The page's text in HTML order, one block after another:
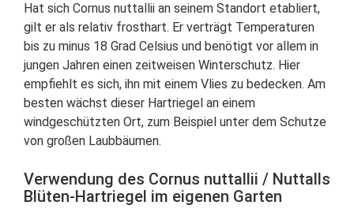
Hat sich Cornus nuttallii an seinem Standort etabliert,
gilt er als relativ frosthart. Er verträgt Temperaturen
bis zu minus 18 Grad Celsius und benötigt vor allem in
jungen Jahren einen zeitweisen Winterschutz. Hier
empfiehlt es sich, ihn mit einem Vlies zu bedecken. Am
besten wächst dieser Hartriegel an einem
windgeschützten Ort, zum Beispiel unter dem Schutze
von großen Laubbäumen.
Verwendung des Cornus nuttallii / Nuttalls
Blüten-Hartriegel im eigenen Garten